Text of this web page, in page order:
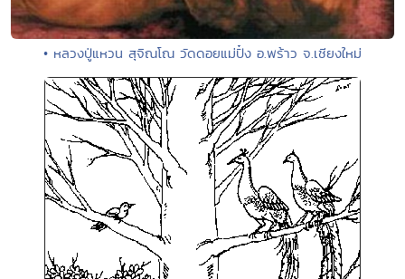
• หลวงปู่แหวน สุจิณโณ วัดดอยแม่ปั๋ง อ.พร้าว จ.เชียงใหม่